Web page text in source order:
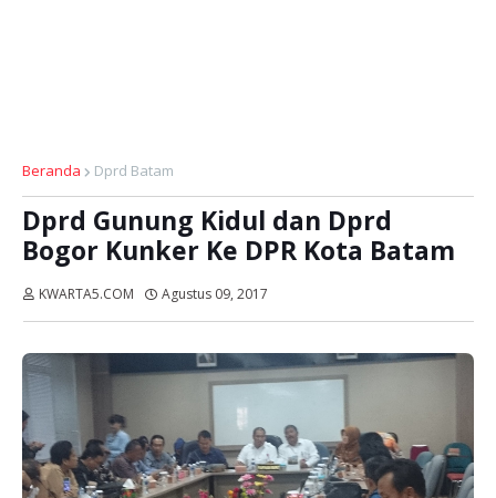
Beranda Dprd Batam
Dprd Gunung Kidul dan Dprd
Bogor Kunker Ke DPR Kota Batam
KWARTA5.COM Agustus 09, 2017